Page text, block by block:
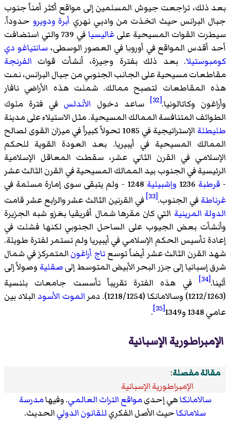
بعد ذلك، تراجعت جيوش المسلمين إلى مواقع أكثر أمناً جنوب
جبال البرانس حيث اتخذت من واديي نهري أبرة ودويرو حدوداً.
سيطرت القوات المسيحية علىغاليسيا
في 739 والتي استضافت
أحد أقدس المواقع في أوروبا في العصور الوسطى،سانتياغو دي
كومبوستيلا. بعد ذلك بفترة وجيزة، أنشأت قوات الفرنجة
مقاطعات مسيحية على الجانب الجنوبي من جبال البرانس، نمت
هذه المقاطعات لتصبح ممالك. شملت هذه الأراضي نافار
وأراغون وكاتالونيا.[32] ساعد دخول الأندلس في فترة ملوك
الطوائف المتنافسة الممالك المسيحية. مثل الاستيلاء على مدينة
طليطلة
الإستراتيجية في 1085 تحولاً كبيراً في ميزان القوى لصالح
الممالك المسيحية في أيبيريا. بعد العودة القوية للحكم
الإسلامي في القرن الثاني عشر، سقطت المعاقل الإسلامية
الرئيسية في الجنوب بيد الممالك المسيحية في القرن الثالث عشر
- قرطبة وإشبيلية
غرناطةفي الجنوب.[33]
في القرنين الثالث عشر والرابع عشر قامت
الدولة المرينية التي كان مقرها شمال أفريقيا بغزو شبه الجزيرة
وأنشأت بعض الجيوب على الساحل الجنوبي لكنها فشلت في
إعادة تأسيس الحكم الإسلامي في أيبيريا ولم تستمر لفترة طويلة.
شهد القرن الثالث عشر أيضاً توسعتاج أراغونالمتمركز في شمال
شرق إسبانيا إلى جزر البحر الأبيض المتوسط إلىصقلية وصولاً إلى
أثينا.[34]
في هذه الفترة تقريباً تأسست جامعات بلنسية
(1212/1263) وسالامانكا (1218/1254). دمر
الموت الأسودالبلاد بين
عامي 1348 و1349
[35]
.
الإمبراطورية الإسبانية
مقالة مفصلة:
الإمبراطورية الإسبانية
سالامانكاهي إحدىمواقع التراث العالمي. وفيهامدرسة
سلامانكاحيث الأصل الفكريللقانون الدوليالحديث.